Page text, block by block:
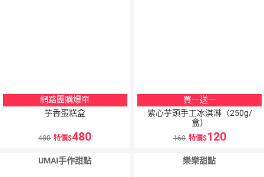
網路團購爆單
芋香蛋糕盒
480 特價 480
買一送一
紫心芋頭手工冰淇淋（250g/
盒）
160 特價 120
UMAI手作甜點 樂樂甜點